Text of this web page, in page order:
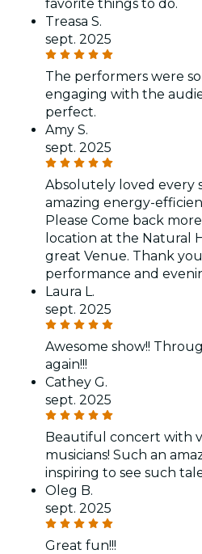
favorite things to do.
Treasa S.
sept. 2025
The performers were
engaging with the
perfect.
Amy S.
sept. 2025
Absolutely loved every
amazing energy-
Please Come back
location at the Natural
great Venue. Thank
performance and
Laura L.
sept. 2025
Awesome show!!
again!!!
Cathey G.
sept. 2025
Beautiful concert with
musicians! Such an
inspiring to see such
Oleg B.
sept. 2025
Great fun!!!